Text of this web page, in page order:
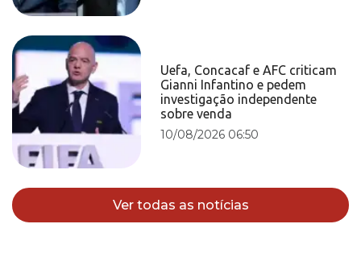
Uefa, Concacaf e AFC criticam
Gianni Infantino e pedem
investigação independente
sobre venda
10/08/2026 06:50
Ver todas as notícias